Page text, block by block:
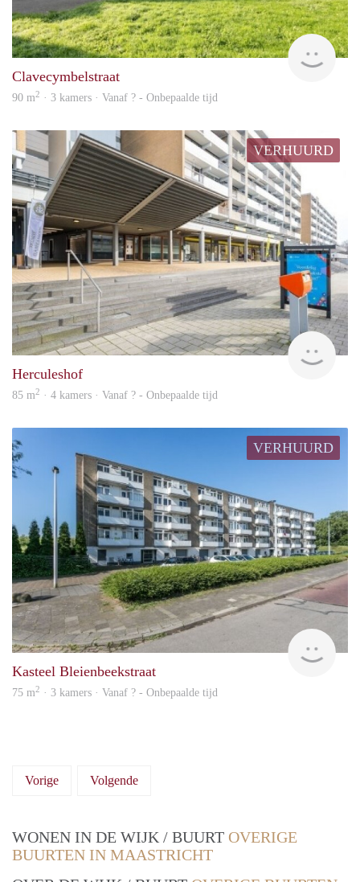
rent
Clavecymbelstraat
90 m2 · 3 kamers · Vanaf ? - Onbepaalde tijd
VERHUURD
rent
Herculeshof
85 m2 · 4 kamers · Vanaf ? - Onbepaalde tijd
VERHUURD
Kasteel Bleienbeekstraat
75 m2 · 3 kamers · Vanaf ? - Onbepaalde tijd
Vorige Volgende
WONEN IN DE WIJK / BUURT OVERIGE
BUURTEN IN MAASTRICHT